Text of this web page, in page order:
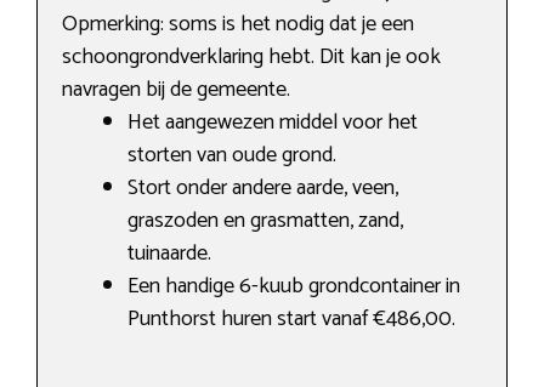
Opmerking: soms is het nodig dat je een
schoongrondverklaring hebt. Dit kan je ook
navragen bij de gemeente.
Het aangewezen middel voor het
storten van oude grond.
Stort onder andere aarde, veen,
graszoden en grasmatten, zand,
tuinaarde.
Een handige 6-kuub grondcontainer in
Punthorst huren start vanaf €486,00.